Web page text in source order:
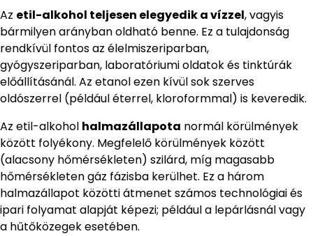
Az etil-alkohol teljesen elegyedik a vízzel, vagyis
bármilyen arányban oldható benne. Ez a tulajdonság
rendkívül fontos az élelmiszeriparban,
gyógyszeriparban, laboratóriumi oldatok és tinktúrák
előállításánál. Az etanol ezen kívül sok szerves
oldószerrel (például éterrel, kloroformmal) is keveredik.
Az etil-alkohol halmazállapota normál körülmények
között folyékony. Megfelelő körülmények között
(alacsony hőmérsékleten) szilárd, míg magasabb
hőmérsékleten gáz fázisba kerülhet. Ez a három
halmazállapot közötti átmenet számos technológiai és
ipari folyamat alapját képezi; például a lepárlásnál vagy
a hűtőközegek esetében.